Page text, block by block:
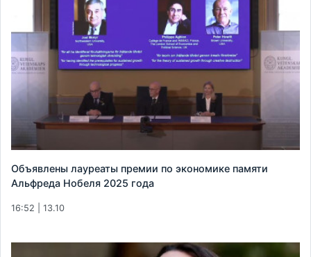
Объявлены лауреаты премии по экономике памяти
Альфреда Нобеля 2025 года
16:52 | 13.10